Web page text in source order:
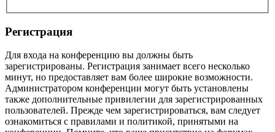
Регистрация
Для входа на конференцию вы должны быть
зарегистрированы. Регистрация занимает всего несколько
минут, но предоставляет вам более широкие возможности.
Администратором конференции могут быть установлены
также дополнительные привилегии для зарегистрированных
пользователей. Прежде чем зарегистрироваться, вам следует
ознакомиться с правилами и политикой, принятыми на